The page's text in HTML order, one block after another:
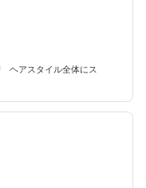
ヘアスタイル全体にス